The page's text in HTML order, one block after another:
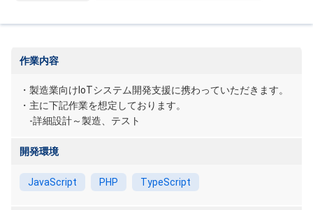
作業内容
・製造業向けIoTシステム開発支援に携わっていただきます。
・主に下記作業を想定しております。
-詳細設計～製造、テスト
開発環境
JavaScript PHP TypeScript